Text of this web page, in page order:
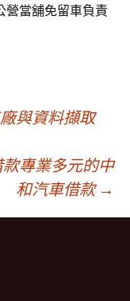
營當舖免留車負責
與資料擷取
專業多元的中
和汽車借款 →